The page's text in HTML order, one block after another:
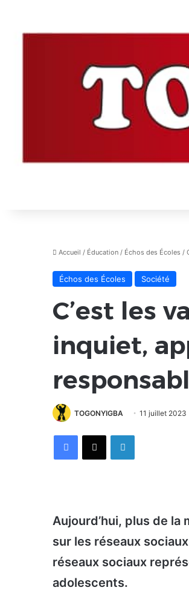
Accueil / Éducation / Échos des Écoles /
Échos des Écoles Société
C’est les
inquiet,
TOGONYIGBA 11 juillet 2023
FacebookX Linkedin
Aujourd’hui, plus de
sur les réseaux
réseaux sociaux
adolescents.